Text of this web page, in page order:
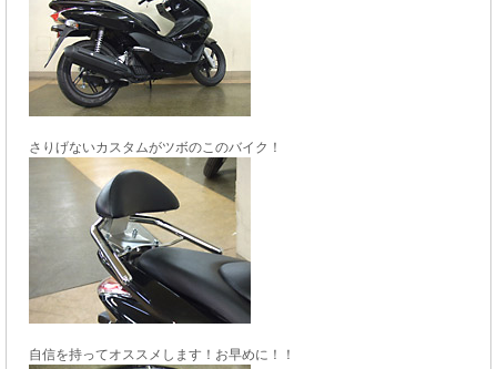
さりげないカスタムがツボのこのバイク！
自信を持ってオススメします！お早めに！！